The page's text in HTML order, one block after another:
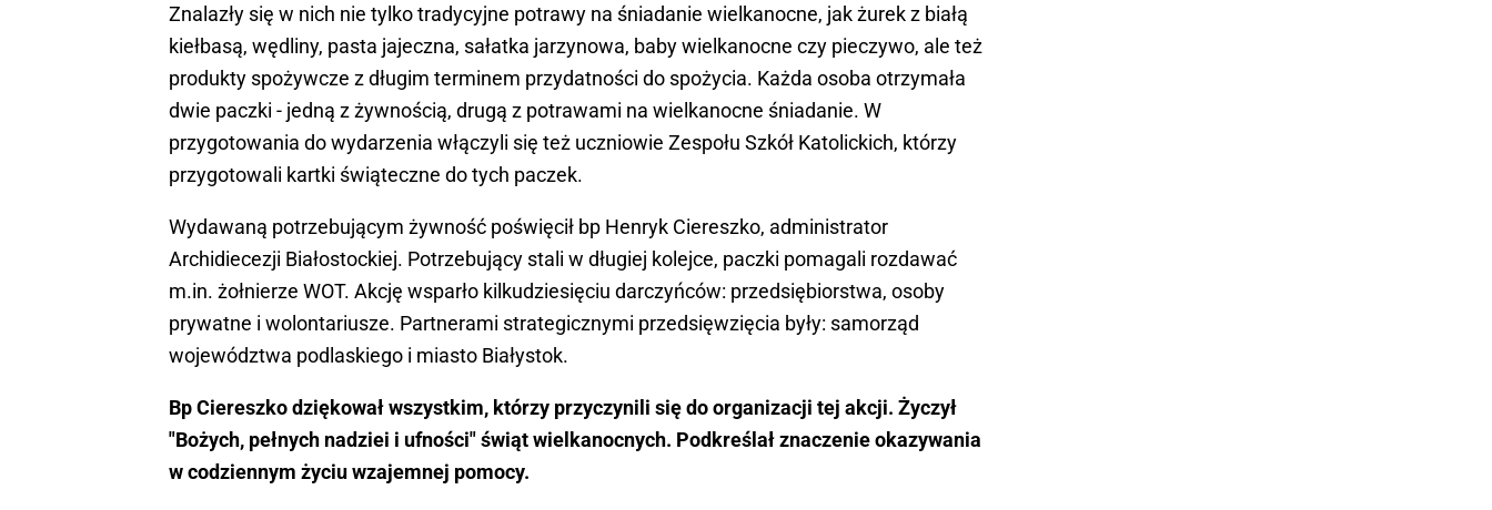
Znalazły się w nich nie tylko tradycyjne potrawy na śniadanie wielkanocne, jak żurek z białą
kiełbasą, wędliny, pasta jajeczna, sałatka jarzynowa, baby wielkanocne czy pieczywo, ale też
produkty spożywcze z długim terminem przydatności do spożycia. Każda osoba otrzymała
dwie paczki - jedną z żywnością, drugą z potrawami na wielkanocne śniadanie. W
przygotowania do wydarzenia włączyli się też uczniowie Zespołu Szkół Katolickich, którzy
przygotowali kartki świąteczne do tych paczek.
Wydawaną potrzebującym żywność poświęcił bp Henryk Ciereszko, administrator
Archidiecezji Białostockiej. Potrzebujący stali w długiej kolejce, paczki pomagali rozdawać
m.in. żołnierze WOT. Akcję wsparło kilkudziesięciu darczyńców: przedsiębiorstwa, osoby
prywatne i wolontariusze. Partnerami strategicznymi przedsięwzięcia były: samorząd
województwa podlaskiego i miasto Białystok.
Bp Ciereszko dziękował wszystkim, którzy przyczynili się do organizacji tej akcji. Życzył
"Bożych, pełnych nadziei i ufności" świąt wielkanocnych. Podkreślał znaczenie okazywania
w codziennym życiu wzajemnej pomocy.